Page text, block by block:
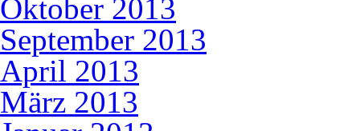
Oktober 2013
September 2013
April 2013
März 2013